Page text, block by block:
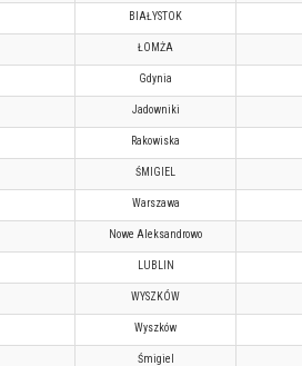
BIAŁYSTOK
ŁOMŻA
Gdynia
Jadowniki
Rakowiska
ŚMIGIEL
Warszawa
Nowe Aleksandrowo
LUBLIN
WYSZKÓW
Wyszków
Śmigiel